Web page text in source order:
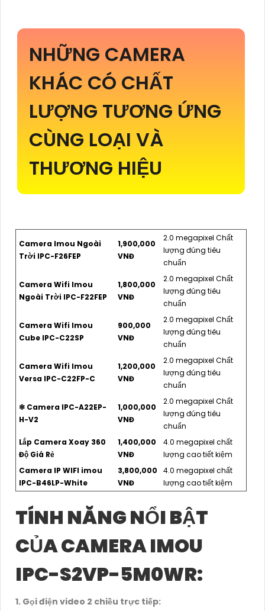
NHỮNG CAMERA
KHÁC CÓ CHẤT
LƯỢNG TƯƠNG ỨNG
CÙNG LOẠI VÀ
THƯƠNG HIỆU
Camera Imou Ngoài
Trời IPC-F26FEP
1,900,000
VNĐ
2.0 megapixel Chất
lượng đúng tiêu
chuẩn
Camera Wifi Imou
Ngoài Trời IPC-F22FEP
1,800,000
VNĐ
2.0 megapixel Chất
lượng đúng tiêu
chuẩn
Camera Wifi Imou
Cube IPC-C22SP
900,000
VNĐ
2.0 megapixel Chất
lượng đúng tiêu
chuẩn
Camera Wifi Imou
Versa IPC-C22FP-C
1,200,000
VNĐ
2.0 megapixel Chất
lượng đúng tiêu
chuẩn
❇ Camera IPC-A22EP-
H-V2
1,000,000
VNĐ
2.0 megapixel Chất
lượng đúng tiêu
chuẩn
Lắp Camera Xoay 360
Độ Giá Rẻ
1,400,000
VNĐ
4.0 megapixel chất
lượng cao tiết kiệm
Camera IP WIFI imou
IPC-B46LP-White
3,800,000
VNĐ
4.0 megapixel chất
lượng cao tiết kiệm
TÍNH NĂNG NỔI BẬT
CỦA CAMERA IMOU
IPC-S2VP-5M0WR:
1. Gọi điện video 2 chiều trực tiếp: